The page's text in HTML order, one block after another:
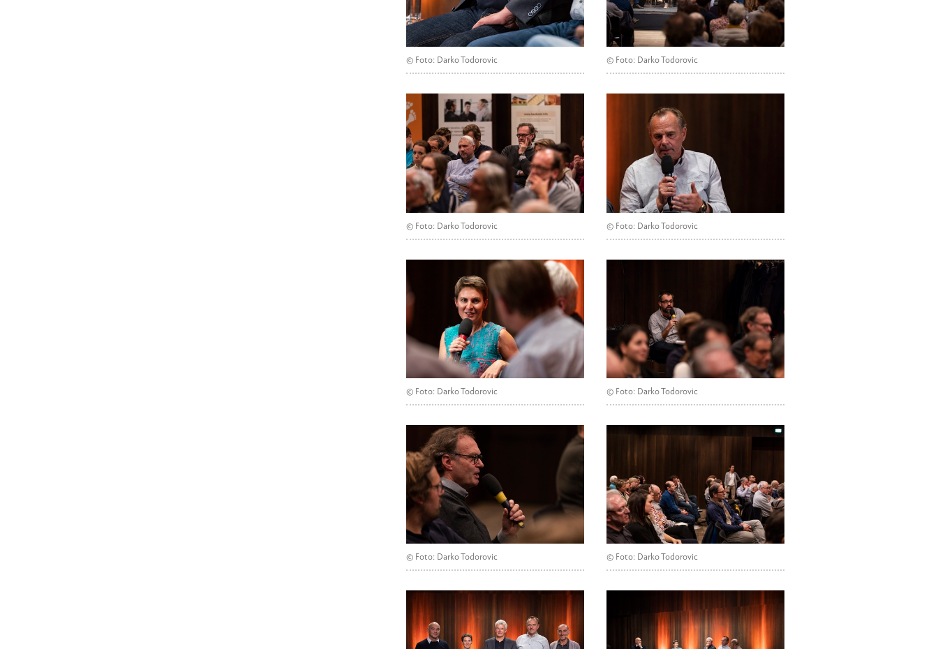
© Foto: Darko Todorovic © Foto: Darko Todorovic
© Foto: Darko Todorovic © Foto: Darko Todorovic
© Foto: Darko Todorovic © Foto: Darko Todorovic
© Foto: Darko Todorovic © Foto: Darko Todorovic